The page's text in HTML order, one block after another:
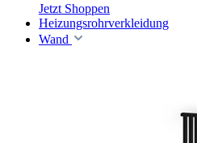
Jetzt Shoppen
Heizungsrohrverkleidung
Wand